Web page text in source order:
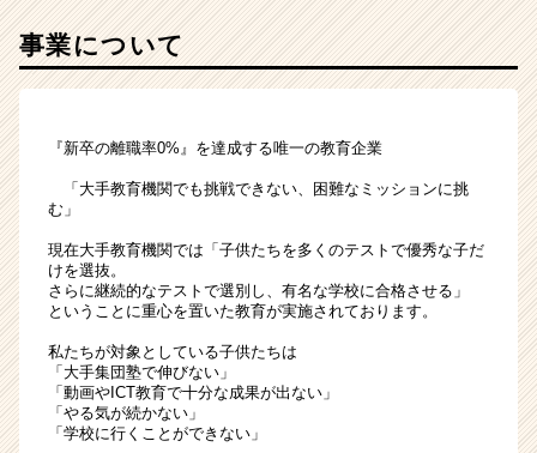
コ
を
秀
ヒ
で
生
す
る」
2
つ
社
事業について
『新卒の離職率0%』を達成する唯一の教育企業
「大手教育機関でも挑戦できない、困難なミッションに挑
む」
現在大手教育機関では「子供たちを多くのテストで優秀な子だ
けを選抜。
さらに継続的なテストで選別し、有名な学校に合格させる」
ということに重心を置いた教育が実施されております。
私たちが対象としている子供たちは
「大手集団塾で伸びない」
「動画やICT教育で十分な成果が出ない」
「やる気が続かない」
「学校に行くことができない」